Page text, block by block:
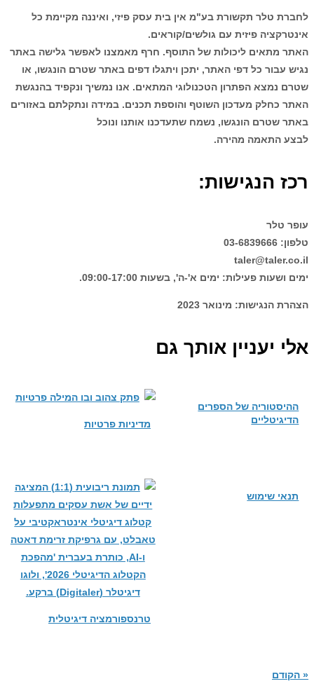
לחברת טלר תקשורת בע"מ אין בית עסק פיזי, ואיננה מקיימת כל
אינטרקציה פיזית עם גולשים/קוראים.
האתר מתאים ליכולות של התוסף. חרף מאמצנו לאפשר גלישה באתר
נגיש עבור כל דפי האתר, יתכן ויתגלו דפים באתר שטרם הונגשו, או
שטרם נמצא הפתרון הטכנולוגי המתאים. אנו נמשיך ונקפיד בהנגשת
האתר כחלק מעדכון השוטף והוספת תכנים. במידה ונתקלתם באזורים
באתר שטרם הונגשו, נשמח שתעדכנו אותנו ונוכל
לבצע התאמה מהירה.
רכז הנגישות:
עופר טלר
טלפון: 03-6839666
taler@taler.co.il
ימים ושעות פעילות: ימים א'-ה', בשעות 09:00-17:00.
הצהרת הנגישות: מינואר 2023
אלי יעניין אותך גם
ההיסטוריה של הספרים
הדיגיטליים
מדיניות פרטיות
תנאי שימוש
טרנספורמציה דיגיטלית
« הקודם